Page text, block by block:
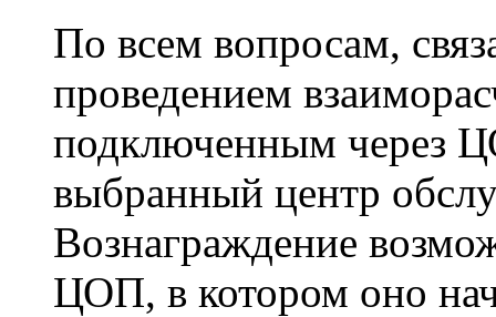
По всем вопросам,
проведением
подключенным через
выбранный центр
Вознаграждение
ЦОП, в котором оно